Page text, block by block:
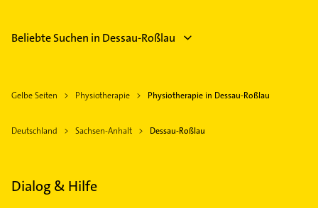
Beliebte Suchen in Dessau-Roßlau
Gelbe Seiten Physiotherapie Physiotherapie in Dessau-Roßlau
Deutschland Sachsen-Anhalt Dessau-Roßlau
Dialog & Hilfe